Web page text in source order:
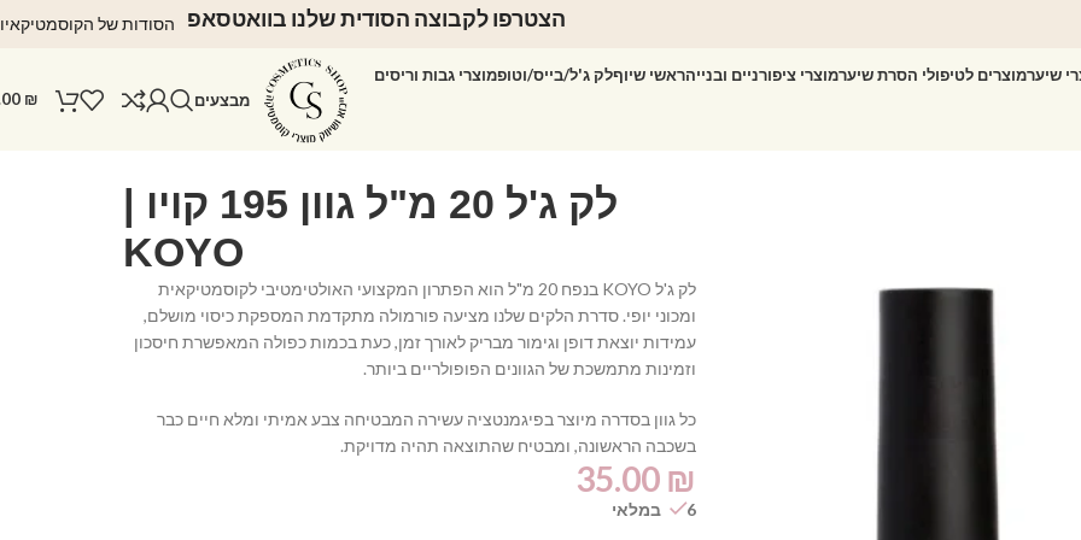
הצטרפו לקבוצה הסודית שלנו בוואטסאפ הסודות של
שיערמוצרים לטיפולי הסרת שיערמוצרי ציפורניים ובנייהראשי שיוףלק ג'ל/בייס/וטופמוצרי גבות וריסים
מבצעים ₪
לק ג'ל 20 מ"ל גוון 195 קויו |
KOYO
לק ג'ל KOYO בנפח 20 מ"ל הוא הפתרון המקצועי האולטימטיבי לקוסמטיקאית
ומכוני יופי. סדרת הלקים שלנו מציעה פורמולה מתקדמת המספקת כיסוי מושלם,
עמידות יוצאת דופן וגימור מבריק לאורך זמן, כעת בכמות כפולה המאפשרת חיסכון
וזמינות מתמשכת של הגוונים הפופולריים ביותר.
כל גוון בסדרה מיוצר בפיגמנטציה עשירה המבטיחה צבע אמיתי ומלא חיים כבר
בשכבה הראשונה, ומבטיח שהתוצאה תהיה מדויקת.
35.00 ₪
6 במלאי